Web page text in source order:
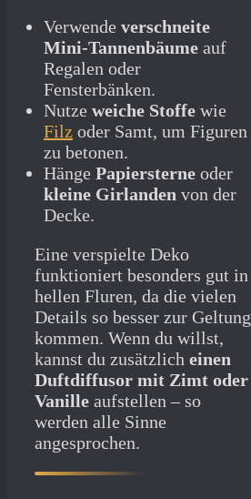
Verwende verschneite
Mini-Tannenbäume auf
Regalen oder
Fensterbänken.
Nutze weiche Stoffe wie
Filz oder Samt, um Figuren
zu betonen.
Hänge Papiersterne oder
kleine Girlanden von der
Decke.
Eine verspielte Deko
funktioniert besonders gut in
hellen Fluren, da die vielen
Details so besser zur Geltung
kommen. Wenn du willst,
kannst du zusätzlich einen
Duftdiffusor mit Zimt oder
Vanille aufstellen – so
werden alle Sinne
angesprochen.